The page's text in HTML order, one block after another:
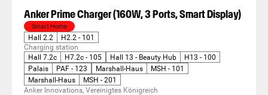
Anker Prime Charger (160W, 3 Ports, Smart Display)
Smart Home
Hall 2.2
H2.2 - 101
Charging station
Hall 7.2c
H7.2c - 105 Hall 13 - Beauty Hub
H13 - 100
Palais
PAF - 123 Marshall-Haus
MSH - 101
Marshall-Haus
MSH - 201
Anker Innovations, Vereinigtes Königreich